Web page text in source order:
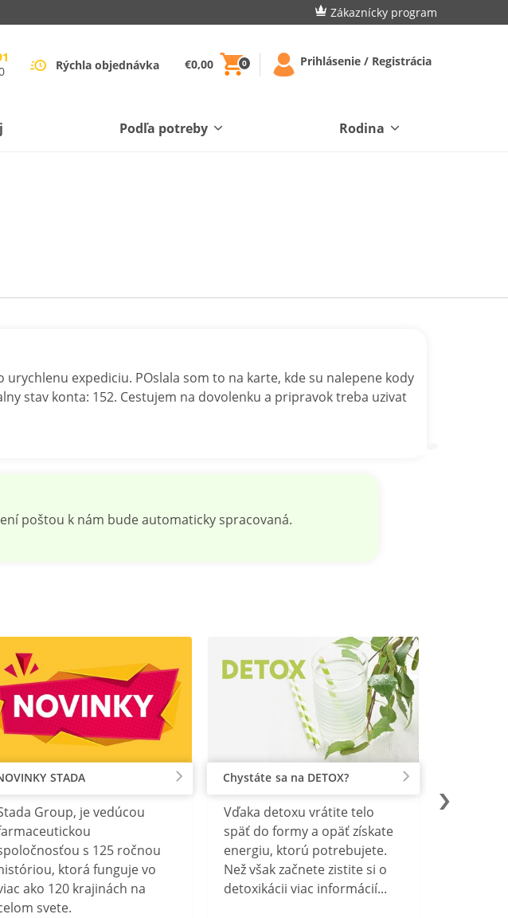
Zákaznícky program
Rýchla objednávka €0,00 0 Prihlásenie / Registrácia
Podľa potreby Rodina
expediciu. POslala som to na karte, kde su nalepene kody
stav konta: 152. Cestujem na dovolenku a pripravok treba uzivat
poštou k nám bude automaticky spracovaná.
STADA
Group, je vedúcou
s 125 ročnou
ktorá funguje vo
ako 120 krajinách na
svete.
Chystáte sa na DETOX?
Vďaka detoxu vrátite telo
späť do formy a opäť získate
energiu, ktorú potrebujete.
Než však začnete zistite si o
detoxikácii viac informácií...